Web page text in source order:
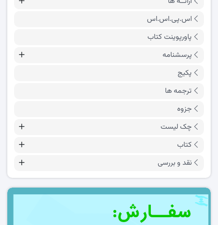
اس.پی.اس.اس
پاورپوینت کتاب
پرسشنامه
پکیج
ترجمه ها
جزوه
چک لیست
کتاب
نقد و بررسی